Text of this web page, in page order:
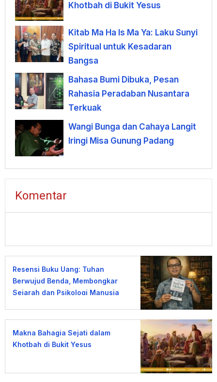
Khotbah di Bukit Yesus
Kitab Ma Ha Is Ma Ya: Laku Sunyi
Spiritual untuk Kesadaran
Bangsa
Bahasa Bumi Dibuka, Pesan
Rahasia Peradaban Nusantara
Terkuak
Wangi Bunga dan Cahaya Langit
Iringi Misa Gunung Padang
Komentar
Resensi Buku Uang: Tuhan
Berwujud Benda, Membongkar
Sejarah dan Psikologi Manusia
Makna Bahagia Sejati dalam
Khotbah di Bukit Yesus